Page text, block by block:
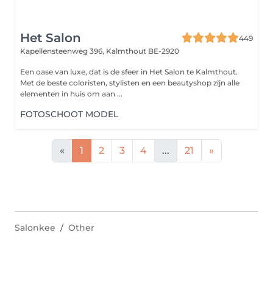
Het Salon
449
Kapellensteenweg 396, Kalmthout BE-2920
Een oase van luxe, dat is de sfeer in Het Salon te Kalmthout.
Met de beste coloristen, stylisten en een beautyshop zijn alle
elementen in huis om aan ...
FOTOSCHOOT MODEL
« 1 2 3 4 ... 21 »
Salonkee Other